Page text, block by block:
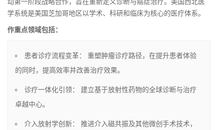
动第一阶段战略合作，旨在重新定义诊断与癌症治疗。美国西北医
学系统是美国芝加哥地区以学术、科研和临床为核心的医疗体系。
作重点领域包括：
患者诊疗流程变革： 重塑肿瘤诊疗路径，在提升患者体验
的同时，提高效率并改善治疗效果。
诊疗一体化引领： 建立基于放射性药物的全球诊断与治疗
卓越中心。
介入放射学创新： 推进介入磁共振及其他微创手术技术，